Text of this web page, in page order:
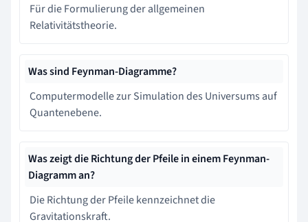
Für die Formulierung der allgemeinen
Relativitätstheorie.
Was sind Feynman-Diagramme?
Computermodelle zur Simulation des Universums auf
Quantenebene.
Was zeigt die Richtung der Pfeile in einem Feynman-
Diagramm an?
Die Richtung der Pfeile kennzeichnet die
Gravitationskraft.